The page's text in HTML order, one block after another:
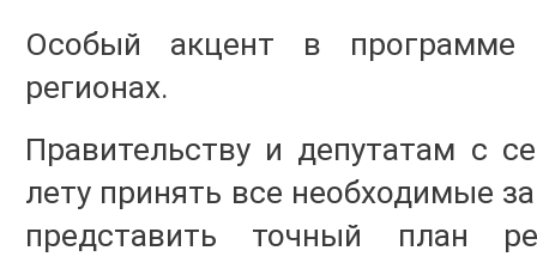
Особый акцент в программе
регионах.
Правительству и депутатам с
лету принять все необходимые
представить точный план